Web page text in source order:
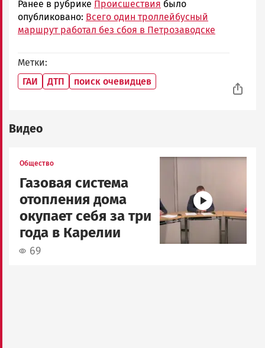
Ранее в рубрике Происшествия было
опубликовано: Всего один троллейбусный
маршрут работал без сбоя в Петрозаводске
Метки
ГАИ
ДТП поиск очевидцев
Видео
Общество
Газовая система
отопления дома
окупает себя за три
года в Карелии
69